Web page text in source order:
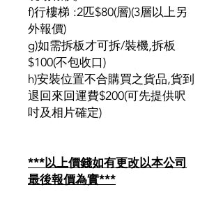
f)行樓梯 :2匹$80(層)(3層以上另
外報價)
g)如需拆板才可拆/裝機,拆板
$100(不包收口)
h)安裝位置不合購買之貨品,貨到
退回來回運費$200(可先提供呎
吋及相片確定)
***以上價錢如有更改以本公司
最後報價為實***